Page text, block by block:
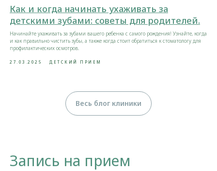
Как и когда начинать ухаживать за
детскими зубами: советы для родителей.
Начинайте ухаживать за зубами вашего ребенка с самого рождения! Узнайте, когда
и как правильно чистить зубы, а также когда стоит обратиться к стоматологу для
профилактических осмотров.
27.03.2025 ДЕТСКИЙ ПРИЕМ
Весь блог клиники
Запись на прием